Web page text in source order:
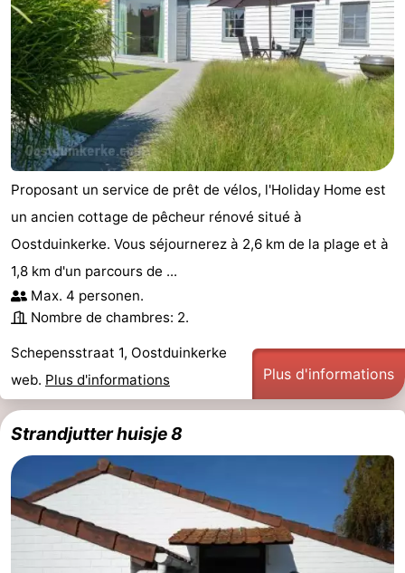
Proposant un service de prêt de vélos, l'Holiday Home est
un ancien cottage de pêcheur rénové situé à
Oostduinkerke. Vous séjournerez à 2,6 km de la plage et à
1,8 km d'un parcours de ...
Max. 4 personen.
Nombre de chambres: 2.
Schepensstraat 1, Oostduinkerke
web. Plus d'informations Plus d'informations
Strandjutter huisje 8